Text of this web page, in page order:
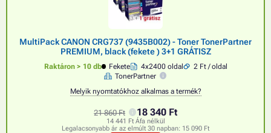
MultiPack CANON CRG737 (9435B002) - Toner TonerPartner
PREMIUM, black (fekete ) 3+1 GRÁTISZ
Raktáron > 10 db Fekete 4x2400 oldal
2 Ft / oldal
TonerPartner
Melyik nyomtatókhoz alkalmas a termék?
21 860 Ft 18 340 Ft
14 441 Ft Áfa nélkül
Legalacsonyabb ár az elmúlt 30 napban: 15 090 Ft